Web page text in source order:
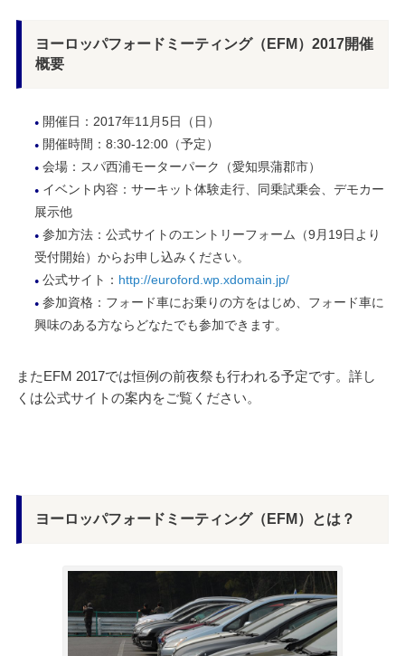
ヨーロッパフォードミーティング（EFM）2017開催
概要
開催日：2017年11月5日（日）
開催時間：8:30-12:00（予定）
会場：スパ西浦モーターパーク（愛知県蒲郡市）
イベント内容：サーキット体験走行、同乗試乗会、デモカー
展示他
参加方法：公式サイトのエントリーフォーム（9月19日より
受付開始）からお申し込みください。
公式サイト： http://euroford.wp.xdomain.jp/
参加資格：フォード車にお乗りの方をはじめ、フォード車に
興味のある方ならどなたでも参加できます。
またEFM 2017では恒例の前夜祭も行われる予定です。詳し
くは公式サイトの案内をご覧ください。
ヨーロッパフォードミーティング（EFM）とは？